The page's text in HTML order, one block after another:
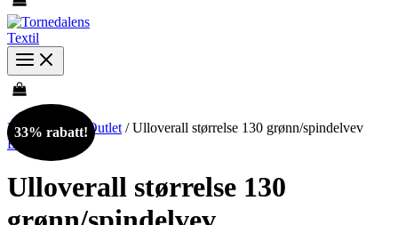
33% rabatt!
Hjem/Barn/ Outlet / Ulloverall størrelse 130 grønn/spindelvev
Barn
Ulloverall størrelse 130